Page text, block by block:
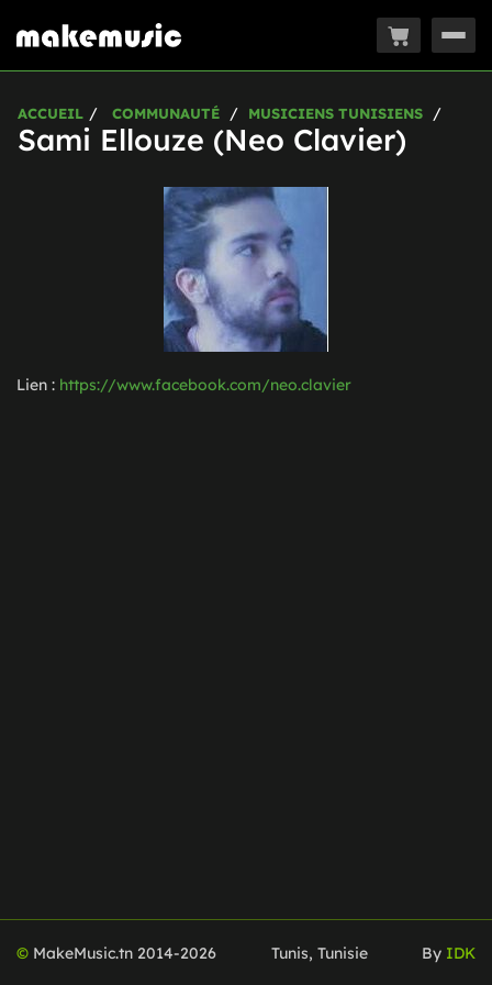
ACCUEIL COMMUNAUTÉ MUSICIENS TUNISIENS
Sami Ellouze (Neo Clavier)
Lien : https://www.facebook.com/neo.clavier
© MakeMusic.tn 2014-2026 Tunis, Tunisie By IDK